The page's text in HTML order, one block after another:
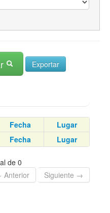
Fecha
Lugar
Fecha Lugar
de 0
Anterior
Siguiente →